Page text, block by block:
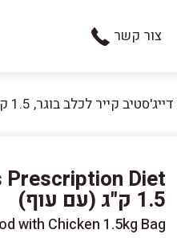
צור קשר
1.5 ק"ג (עם עוף)
with Chicken 1.5kg Bag